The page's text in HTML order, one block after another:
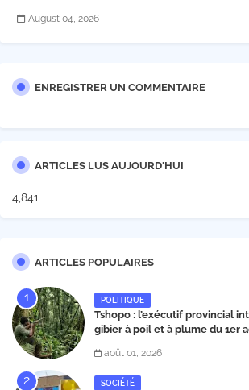
August 04, 2026
ENREGISTRER UN COMMENTAIRE
ARTICLES LUS AUJOURD'HUI
4,841
ARTICLES POPULAIRES
POLITIQUE
Tshopo : l’exécutif provincial
gibier à poil et à plume du 1er
août 01, 2026
SOCIÉTÉ